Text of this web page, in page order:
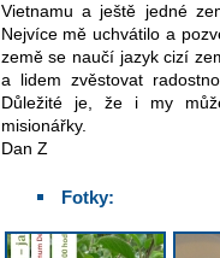
Vietnamu a ještě jedné
Nejvíce mě uchvátilo a
země se naučí jazyk cizí
a lidem zvěstovat
Důležité je, že i my
misionářky.
Dan Z
Fotky: